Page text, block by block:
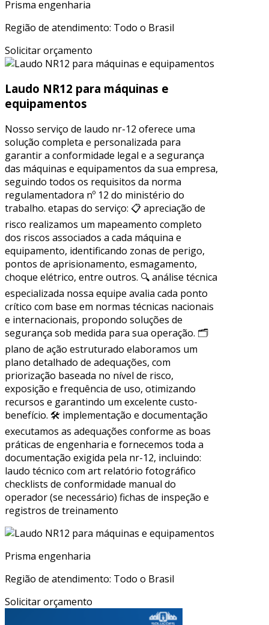
Prisma engenharia
Região de atendimento: Todo o Brasil
Solicitar orçamento
Laudo NR12 para máquinas e
equipamentos
Nosso serviço de laudo nr-12 oferece uma
solução completa e personalizada para
garantir a conformidade legal e a segurança
das máquinas e equipamentos da sua empresa,
seguindo todos os requisitos da norma
regulamentadora nº 12 do ministério do
trabalho. etapas do serviço: 📋 apreciação de
risco realizamos um mapeamento completo
dos riscos associados a cada máquina e
equipamento, identificando zonas de perigo,
pontos de aprisionamento, esmagamento,
choque elétrico, entre outros. 🔍 análise técnica
especializada nossa equipe avalia cada ponto
crítico com base em normas técnicas nacionais
e internacionais, propondo soluções de
segurança sob medida para sua operação. 🗂
plano de ação estruturado elaboramos um
plano detalhado de adequações, com
priorização baseada no nível de risco,
exposição e frequência de uso, otimizando
recursos e garantindo um excelente custo-
benefício. 🛠 implementação e documentação
executamos as adequações conforme as boas
práticas de engenharia e fornecemos toda a
documentação exigida pela nr-12, incluindo:
laudo técnico com art relatório fotográfico
checklists de conformidade manual do
operador (se necessário) fichas de inspeção e
registros de treinamento
Prisma engenharia
Região de atendimento: Todo o Brasil
Solicitar orçamento